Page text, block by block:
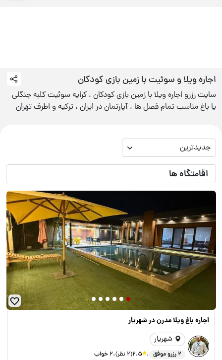
اجاره ویلا و سوئیت بازمین بازی کودکان
سایت رزرو اجاره ویلا با زمین بازی کودکان ، کرایه سوئیت کلبه جنگلی
یا باغ مناسب تمام فصل ها ، آپارتمان در ایران ، ترکیه و اطرف تهران
جدیدترین
اقامتگاه ها
اجاره باغ ویلا مدرن در شهریار
شهریار
2 رزرو موفق .
2.5(2 نظر) .2 خواب